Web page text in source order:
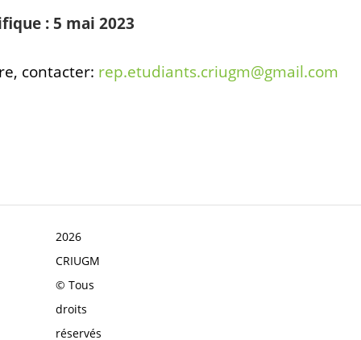
: 5 mai 2023
contacter: rep.etudiants.criugm@gmail.com
2026
CRIUGM
© Tous
droits
réservés